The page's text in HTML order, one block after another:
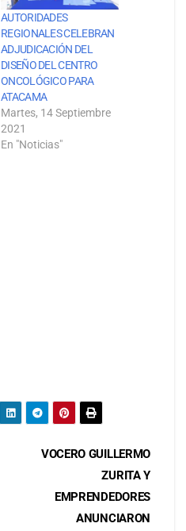
AUTORIDADES
REGIONALES CELEBRAN
ADJUDICACIÓN DEL
DISEÑO DEL CENTRO
ONCOLÓGICO PARA
ATACAMA
Martes, 14 Septiembre
2021
En "Noticias"
VOCERO GUILLERMO
ZURITA Y
EMPRENDEDORES
ANUNCIARON